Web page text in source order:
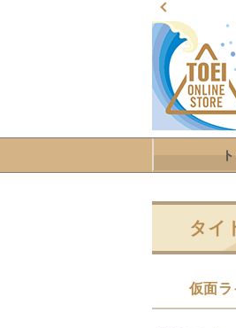
タイ
仮面